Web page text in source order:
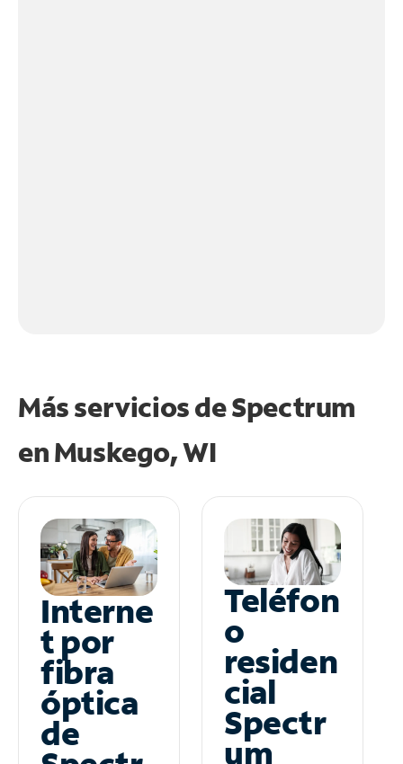
Más servicios de Spectrum
enMuskego, WI
Interne
t por
fibra
óptica
de
Teléfon
o
residen
cial
Spectr
um